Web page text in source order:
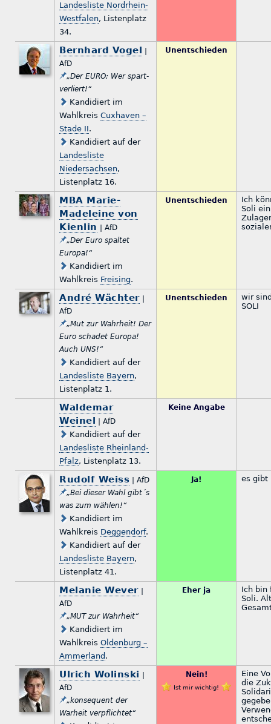
Landesliste Nordrhein-
Westfalen, Listenplatz
34.
Bernhard Vogel
AfD
„Der EURO: Wer spart-
verliert!“
Kandidiert im
WahlkreisCuxhaven –
Stade II.
Kandidiert auf der
Landesliste
Niedersachsen,
Listenplatz 16.
Unentschieden
MBA Marie-
Madeleine von
Kienlin
| AfD
„Der Euro spaltet
Europa!“
Kandidiert im
Wahlkreis Freising.
Unentschieden
Ich
Soli
André Wächter|
AfD
„Mut zur Wahrheit! Der
Euro schadet Europa!
Auch UNS!“
Kandidiert auf der
Landesliste Bayern,
Listenplatz 1.
Unentschieden
wir
SOLI
Waldemar
Weinel
| AfD
Kandidiert auf der
Landesliste Rheinland-
Pfalz, Listenplatz 13.
Keine Angabe
Rudolf Weiss | AfD
„Bei dieser Wahl gibt´s
was zum wählen!“
Kandidiert im
Wahlkreis Deggendorf.
Kandidiert auf der
Landesliste Bayern,
Listenplatz 41.
Ja! es gibt
Melanie Wever|
AfD
„MUT zur Wahrheit“
Kandidiert im
WahlkreisOldenburg –
Ammerland .
Eher ja
Ich bin
Soli.
Ulrich Wolinski
AfD
„konsequent der
Warheit verpflichtet“
Nein!
Ist mir wichtig!
Eine
die